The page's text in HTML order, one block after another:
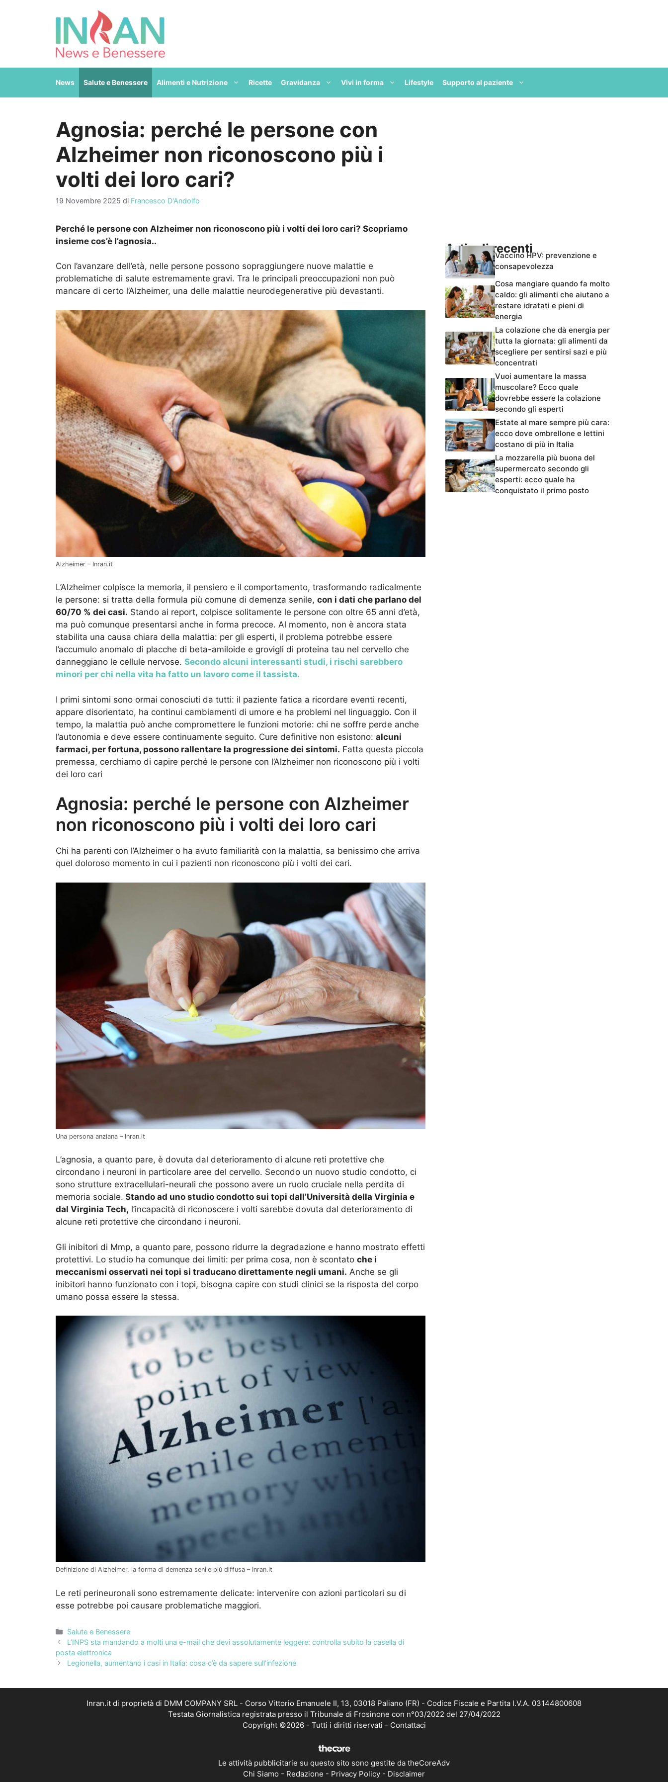
News Salute e Benessere Alimenti e Nutrizione Ricette Gravidanza Vivi in forma Lifestyle Supporto al paziente
Agnosia: perché le persone con
Alzheimer non riconoscono più i
volti dei loro cari?
19 Novembre 2025 di Francesco D'Andolfo
Perché le persone con Alzheimer non riconoscono più i volti dei loro cari? Scopriamo
insieme cos’è l’agnosia..
Con l’avanzare dell’età, nelle persone possono sopraggiungere nuove malattie e
problematiche di salute estremamente gravi. Tra le principali preoccupazioni non può
mancare di certo l’Alzheimer, una delle malattie neurodegenerative più devastanti.
Alzheimer – Inran.it
L’Alzheimer colpisce la memoria, il pensiero e il comportamento, trasformando radicalmente
le persone: si tratta della formula più comune di demenza senile, con i dati che parlano del
60/70 % dei casi. Stando ai report, colpisce solitamente le persone con oltre 65 anni d’età,
ma può comunque presentarsi anche in forma precoce. Al momento, non è ancora stata
stabilita una causa chiara della malattia: per gli esperti, il problema potrebbe essere
l’accumulo anomalo di placche di beta-amiloide e grovigli di proteina tau nel cervello che
danneggiano le cellule nervose. Secondo alcuni interessanti studi, i rischi sarebbero
minori per chi nella vita ha fatto un lavoro come il tassista.
I primi sintomi sono ormai conosciuti da tutti: il paziente fatica a ricordare eventi recenti,
appare disorientato, ha continui cambiamenti di umore e ha problemi nel linguaggio. Con il
tempo, la malattia può anche compromettere le funzioni motorie: chi ne soffre perde anche
l’autonomia e deve essere continuamente seguito. Cure definitive non esistono: alcuni
farmaci, per fortuna, possono rallentare la progressione dei sintomi. Fatta questa piccola
premessa, cerchiamo di capire perché le persone con l’Alzheimer non riconoscono più i volti
dei loro cari
Agnosia: perché le persone con Alzheimer
non riconoscono più i volti dei loro cari
Chi ha parenti con l’Alzheimer o ha avuto familiarità con la malattia, sa benissimo che arriva
quel doloroso momento in cui i pazienti non riconoscono più i volti dei cari.
Una persona anziana – Inran.it
L’agnosia, a quanto pare, è dovuta dal deterioramento di alcune reti protettive che
circondano i neuroni in particolare aree del cervello. Secondo un nuovo studio condotto, ci
sono strutture extracellulari-neurali che possono avere un ruolo cruciale nella perdita di
memoria sociale. Stando ad uno studio condotto sui topi dall’Università della Virginia e
dal Virginia Tech, l’incapacità di riconoscere i volti sarebbe dovuta dal deterioramento di
alcune reti protettive che circondano i neuroni.
Gli inibitori di Mmp, a quanto pare, possono ridurre la degradazione e hanno mostrato effetti
protettivi. Lo studio ha comunque dei limiti: per prima cosa, non è scontato che i
meccanismi osservati nei topi si traducano direttamente negli umani. Anche se gli
inibitori hanno funzionato con i topi, bisogna capire con studi clinici se la risposta del corpo
umano possa essere la stessa.
Definizione di Alzheimer, la forma di demenza senile più diffusa – Inran.it
Le reti perineuronali sono estremamente delicate: intervenire con azioni particolari su di
esse potrebbe poi causare problematiche maggiori.
Categorie
Salute e Benessere
L’INPS sta mandando a molti una e-mail che devi assolutamente leggere: controlla subito la casella di
posta elettronica
Legionella, aumentano i casi in Italia: cosa c’è da sapere sull’infezione
Articoli recentiVaccino HPV: prevenzione e
consapevolezza
Cosa mangiare quando fa molto
caldo: gli alimenti che aiutano a
restare idratati e pieni di
energia
La colazione che dà energia per
tutta la giornata: gli alimenti da
scegliere per sentirsi sazi e più
concentrati
Vuoi aumentare la massa
muscolare? Ecco quale
dovrebbe essere la colazione
secondo gli esperti
Estate al mare sempre più cara:
ecco dove ombrellone e lettini
costano di più in Italia
La mozzarella più buona del
supermercato secondo gli
esperti: ecco quale ha
conquistato il primo posto
Inran.it di proprietà di DMM COMPANY SRL - Corso Vittorio Emanuele II, 13, 03018 Paliano (FR) - Codice Fiscale e Partita I.V.A. 03144800608
Testata Giornalistica registrata presso il Tribunale di Frosinone con n°03/2022 del 27/04/2022
Copyright ©2026 - Tutti i diritti riservati - Contattaci
Le attività pubblicitarie su questo sito sono gestite da theCoreAdv
Chi Siamo - Redazione - Privacy Policy - Disclaimer